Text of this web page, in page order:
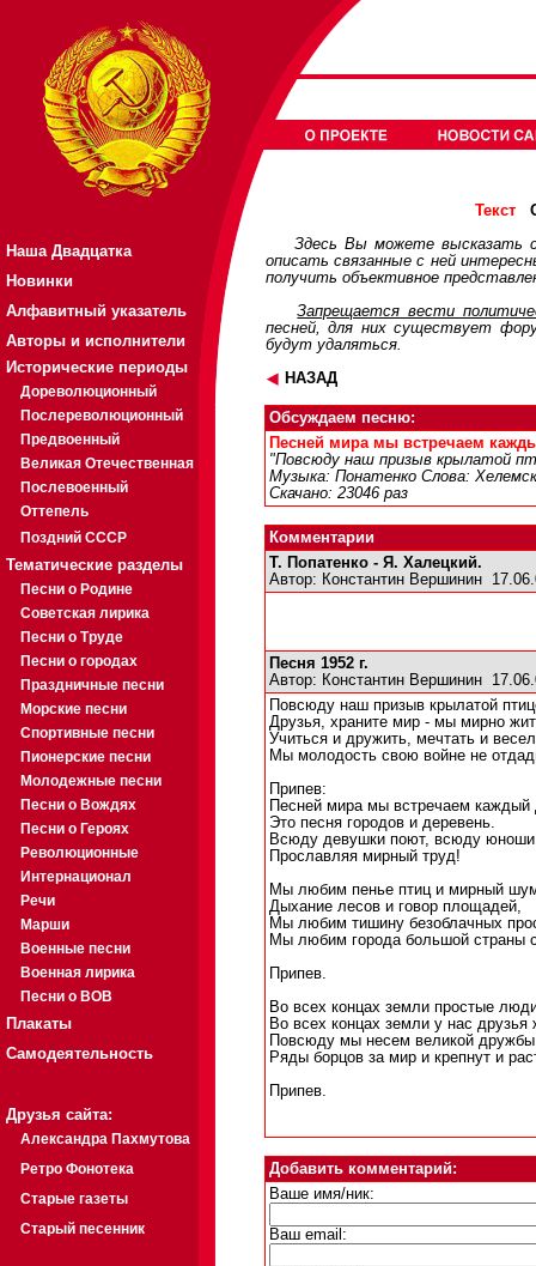
Наша Двадцатка
Новинки
Алфавитный указатель
Авторы и исполнители
Исторические периоды
Дореволюционный
Послереволюционный
Предвоенный
Великая Отечественная
Послевоенный
Оттепель
Поздний СССР
Тематические разделы
Песни о Родине
Советская лирика
Песни о Труде
Песни о городах
Праздничные песни
Морские песни
Спортивные песни
Пионерские песни
Молодежные песни
Песни о Вождях
Песни о Героях
Революционные
Интернационал
Речи
Марши
Военные песни
Военная лирика
Песни о ВОВ
Плакаты
Самодеятельность
Друзья сайта:
Александра Пахмутова
Ретро Фонотека
Старые газеты
Старый песенник
Текст
Здесь Вы можете высказать
описать связанные с ней
получить объективное
Запрещается вести
песней, для них существует
будут удаляться.
НАЗАД
Обсуждаем песню:
Песней мира мы встречаем
"Повсюду наш призыв крылатой
Музыка: Понатенко Слова:
Скачано: 23046 раз
Комментарии
Т. Попатенко - Я. Халецкий.
Автор: Константин Вершинин
Песня 1952 г.
Автор: Константин Вершинин
Повсюду наш призыв крылатой
Друзья, храните мир - мы мирно
Учиться и дружить, мечтать и
Мы молодость свою войне не
Припев:
Песней мира мы встречаем каждый
Это песня городов и деревень.
Всюду девушки поют, всюду
Прославляя мирный труд!
Мы любим пенье птиц и мирный
Дыхание лесов и говор площадей,
Мы любим тишину безоблачных
Мы любим города большой страны
Припев.
Во всех концах земли простые
Во всех концах земли у нас друзья
Повсюду мы несем великой
Ряды борцов за мир и крепнут и
Припев.
Добавить комментарий:
Ваше имя/ник:
Ваш email: